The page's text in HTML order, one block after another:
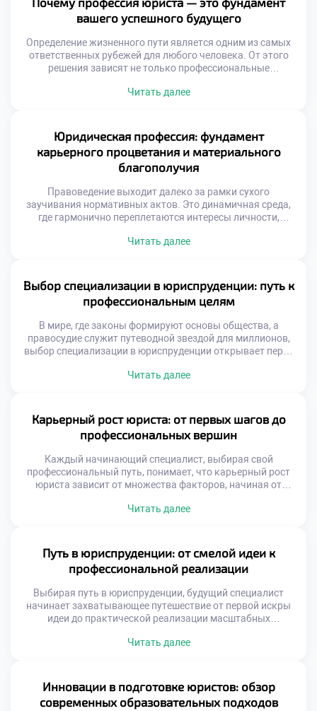
юристы незаменимы в эпоху цифровой трансформации?
[…]
вашего успешного будущего
Определение жизненного пути является одним из самых
ответственных рубежей для любого человека. От этого
решения зависят не только профессиональные
социуме и уровень материального достатка.
общественные процессы и открывая широкие горизонты.
В этом материале мы разберем, почему […]
Читать далее
Юридическая профессия: фундамент
карьерного процветания и материального
благополучия
Правоведение выходит далеко за рамки сухого
заучивания нормативных актов. Это динамичная среда,
где гармонично переплетаются интересы личности,
широкие горизонты: от построения блестящей карьеры до
воспитывает будущих руководителей, почему данная
специальность гарантирует карьерный лифт и какие […]
Читать далее
Выбор специализации в юриспруденции: путь к
профессиональным целям
В мире, где законы формируют основы общества, а
правосудие служит путеводной звездой для миллионов,
выбор специализации в юриспруденции открывает перед
карьерных возможностей. Это не просто вопрос о том,
амбиций. Чтобы успешно ориентироваться в этом […]
Читать далее
Карьерный рост юриста: от первых шагов до
профессиональных вершин
Каждый начинающий специалист, выбирая свой
профессиональный путь, понимает, что карьерный рост
юриста зависит от множества факторов, начиная от
умением гибко адаптироваться к меняющимся реалиям.
перспектив в этой сфере поистине безграничен. Правовое
дело требует не только острого ума […]
Читать далее
Путь в юриспруденции: от смелой идеи к
профессиональной реализации
Выбирая путь в юриспруденции, будущий специалист
начинает захватывающее путешествие от первой искры
идеи до практической реализации масштабных
творческая креативность и строгая логика сплетаются в
свободы граждан. Чтобы успешно преодолеть этот
сложный маршрут и превратить […]
Читать далее
Инновации в подготовке юристов: обзор
современных образовательных подходов